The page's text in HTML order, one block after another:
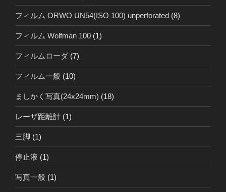
フィルム ORWO UN54(ISO 100) unperforated (8)
フィルム Wolfman 100 (1)
フィルムローダ (7)
フィルム一般 (10)
ましかく写真(24x24mm) (18)
レーザ距離計 (1)
三脚 (1)
停止液 (1)
写真一般 (1)